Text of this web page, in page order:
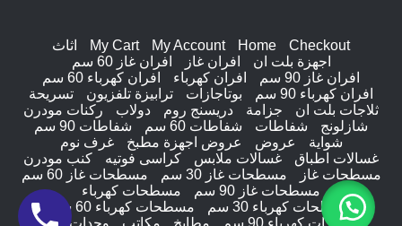
Checkout
Home
My Account
My Cart
اثاث
اجهزة بلت ان
افران غاز
افران غاز 60 سم
افران غاز 90 سم
افران كهرباء
افران كهرباء 60 سم
افران كهرباء 90 سم
بوتاجازات ترابيزة تلفزيون
تسريحة
ثلاجات بلت ان
جزامة دريسنج روم دولاب
ركنات مودرن
شازلونج
شفاطات شفاطات 60 سم
شفاطات 90 سم
شواية
عروض عروض اجهزة مطبخ
غرف نوم
غسالات اطباق
غسالات ملابس كراسى فوتيه
كنب مودرن
مسطحات غاز
مسطحات غاز 30 سم
مسطحات غاز 60 سم
مسطحات غاز 90 سم
مسطحات كهرباء
مسطحات كهرباء 30 سم
مسطحات كهرباء 60 سم
مسطحات كهرباء 90 سم
مطابخ مكاتب وحدات ادراج